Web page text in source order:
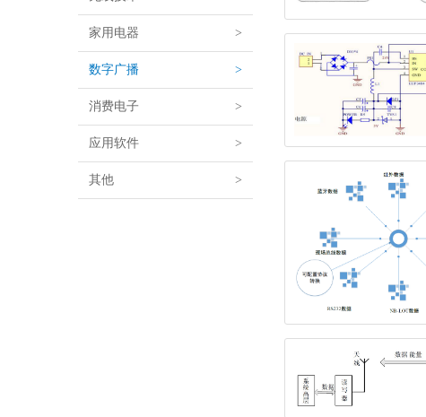
家用电器 >
数字广播 >
消费电子 >
应用软件 >
其他 >